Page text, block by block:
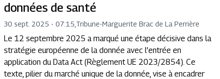
données de santé
30 sept. 2025 - 07:15 Tribune-Marguerite Brac de La Perrière
Le 12 septembre 2025 a marqué une étape décisive dans la
stratégie européenne de la donnée avec l’entrée en
application du Data Act (Règlement UE 2023/2854). Ce
texte, pilier du marché unique de la donnée, vise à encadrer